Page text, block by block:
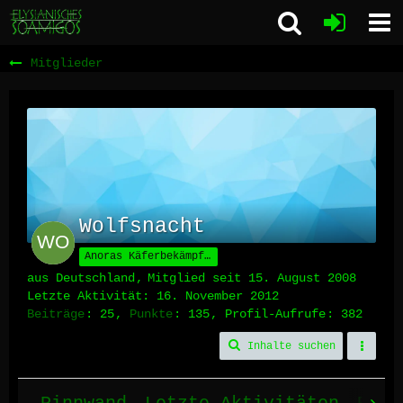
Mitglieder
Wolfsnacht
Anoras Käferbekämpfer
aus Deutschland
Mitglied seit 15. August 2008
Letzte Aktivität: 16. November 2012
Beiträge
25 Punkte 135 Profil-Aufrufe 382
Inhalte suchen